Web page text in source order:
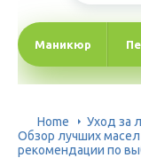
Маникюр
Home
Уход за
Обзор лучших масел
рекомендации по